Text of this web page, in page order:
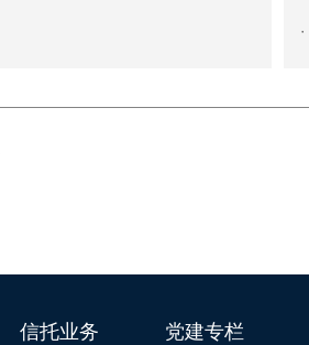
·
信托业务 党建专栏